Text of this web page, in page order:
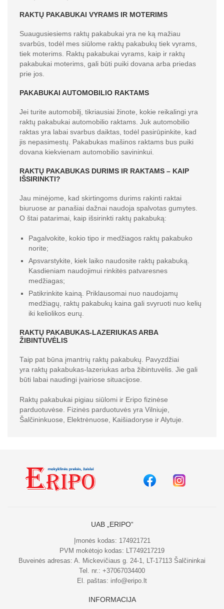
RAKTŲ PAKABUKAI VYRAMS IR MOTERIMS
Suaugusiesiems raktų pakabukai yra ne ką mažiau
svarbūs, todėl mes siūlome raktų pakabukų tiek vyrams,
tiek moterims. Raktų pakabukai vyrams, kaip ir raktų
pakabukai moterims, gali būti puiki dovana arba priedas
prie jos.
PAKABUKAI AUTOMOBILIO RAKTAMS
Jei turite automobilį, tikriausiai žinote, kokie reikalingi yra
raktų pakabukai automobilio raktams. Juk automobilio
raktas yra labai svarbus daiktas, todėl pasirūpinkite, kad
jis nepasimestų. Pakabukas mašinos raktams bus puiki
dovana kiekvienam automobilio savininkui.
RAKTŲ PAKABUKAS DURIMS IR RAKTAMS – KAIP
IŠSIRINKTI?
Jau minėjome, kad skirtingoms durims rakinti raktai
biuruose ar panašiai dažnai naudoja spalvotas gumytes.
O štai patarimai, kaip išsirinkti raktų pakabuką:
Pagalvokite, kokio tipo ir medžiagos raktų pakabuko
norite;
Apsvarstykite, kiek laiko naudosite raktų pakabuką.
Kasdieniam naudojimui rinkitės patvaresnes
medžiagas;
Patikrinkite kainą. Priklausomai nuo naudojamų
medžiagų, raktų pakabukų kaina gali svyruoti nuo kelių
iki keliolikos eurų.
RAKTŲ PAKABUKAS-LAZERIUKAS ARBA
ŽIBINTUVĖLIS
Taip pat būna įmantrių raktų pakabukų. Pavyzdžiai
yra raktų pakabukas-lazeriukas arba žibintuvėlis. Jie gali
būti labai naudingi įvairiose situacijose.
Raktų pakabukai pigiau siūlomi ir Eripo fizinėse
parduotuvėse. Fizinės parduotuvės yra Vilniuje,
Šalčininkuose, Elektrėnuose, Kaišiadoryse ir Alytuje.
UAB „ERIPO“
Įmonės kodas: 174921721
PVM mokėtojo kodas: LT749217219
Buveinės adresas: A. Mickevičiaus g. 24-1, LT-17113 Šalčininkai
Tel. nr.: +37067034400
El. paštas: info@eripo.lt
INFORMACIJA